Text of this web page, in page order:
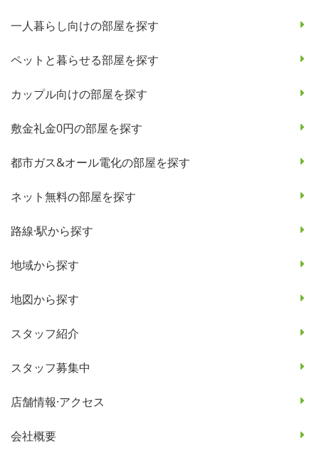
一人暮らし向けの部屋を探す
ペットと暮らせる部屋を探す
カップル向けの部屋を探す
敷金礼金0円の部屋を探す
都市ガス&オール電化の部屋を探す
ネット無料の部屋を探す
路線·駅から探す
地域から探す
地図から探す
スタッフ紹介
スタッフ募集中
店舗情報·アクセス
会社概要